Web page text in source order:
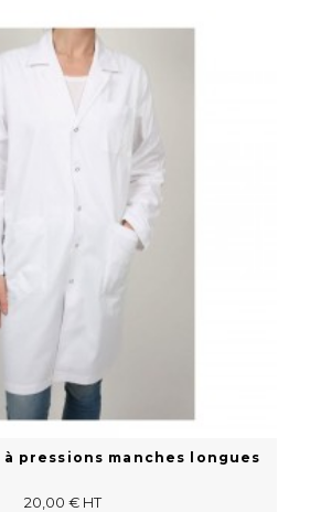
En savoir plus
pressions manches longues
20,00 € HT